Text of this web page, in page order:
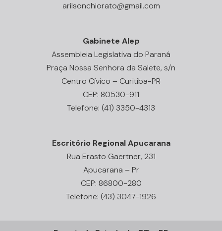
arilsonchiorato@gmail.com
Gabinete Alep
Assembleia Legislativa do Paraná
Praça Nossa Senhora da Salete, s/n
Centro Cívico – Curitiba-PR
CEP: 80530-911
Telefone: (41) 3350-4313
Escritório Regional Apucarana
Rua Erasto Gaertner, 231
Apucarana – Pr
CEP: 86800-280
Telefone: (43) 3047-1926